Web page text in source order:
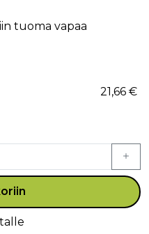
tuoma vapaa
21,66 €